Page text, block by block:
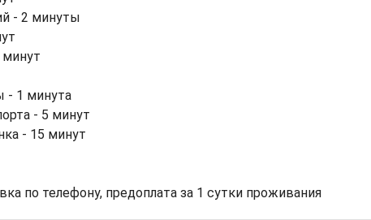
- 2 минуты
- 1 минута
- 5 минут
- 15 минут
по телефону, предоплата за 1 сутки проживания